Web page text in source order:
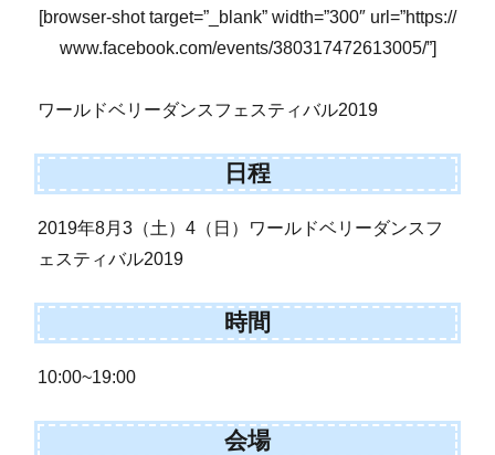
[browser-shot target=”_blank” width=”300″ url=”https://
www.facebook.com/events/380317472613005/”]
ワールドベリーダンスフェスティバル2019
日程
2019年8月3（土）4（日）ワールドベリーダンスフ
ェスティバル2019
時間
10:00~19:00
会場